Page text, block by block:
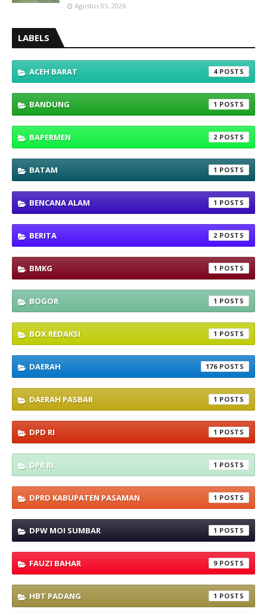
Agustus 05, 2026
LABELS
ACEH BARAT 4
BANDUNG 1
BAPERMEN 2
BATAM 1
BENCANA ALAM 1
BERITA 2
BMKG 1
BOGOR 1
BOX REDAKSI 1
DAERAH 176
DAERAH PASBAR 1
DPD RI 1
DPR RI 1
DPRD KABUPATEN PASAMAN 1
DPW MOI SUMBAR 1
FAUZI BAHAR 9
HBT PADANG 1